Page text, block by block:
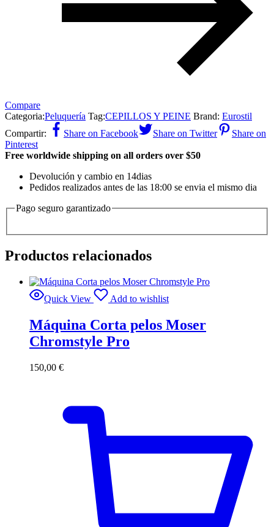
Compare
Categoria:Peluquería Tag:CEPILLOS Y PEINE Brand: Eurostil
Compartir:
Share on Facebook Share on Twitter
Share on
Pinterest
Free worldwide shipping on all orders over $50
Devolución y cambio en 14dias
Pedidos realizados antes de las 18:00 se envia el mismo dia
Pago seguro garantizado
Productos relacionados
Quick View Add to wishlist
Máquina Corta pelos Moser
Chromstyle Pro
150,00 €